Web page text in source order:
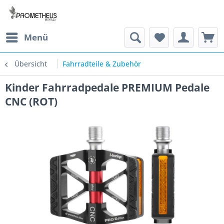
Menü
Übersicht Fahrradteile & Zubehör
Kinder Fahrradpedale PREMIUM Pedale
CNC (ROT)